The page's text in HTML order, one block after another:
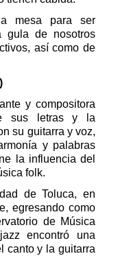
mesa para ser
gula de nosotros
así como de
y compositora
sus letras y la
su guitarra y voz,
y palabras
la influencia del
folk.
de Toluca, en
egresando como
de Música
encontró una
canto y la guitarra